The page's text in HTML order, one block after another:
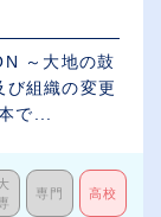
～大地の鼓
組織の変更
で...
専門 高校